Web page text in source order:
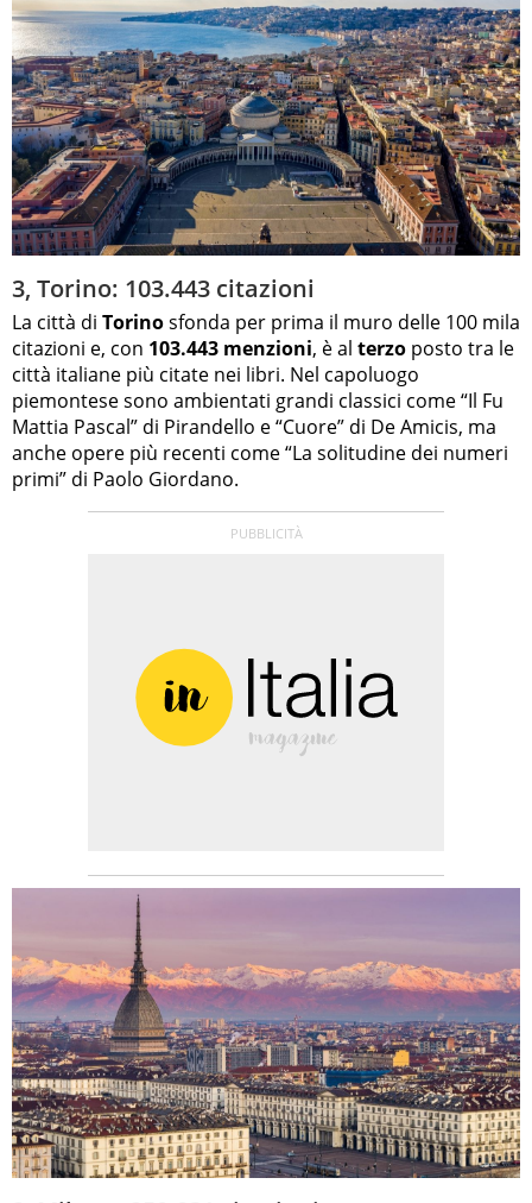
3, Torino: 103.443 citazioni
La città di Torinosfonda per prima il muro delle 100 mila
citazioni e, con 103.443 menzioni, è al terzo posto tra le
città italiane più citate nei libri. Nel capoluogo
piemontese sono ambientati grandi classici come “Il Fu
Mattia Pascal” di Pirandello e “Cuore” di De Amicis, ma
anche opere più recenti come “La solitudine dei numeri
primi” di Paolo Giordano.